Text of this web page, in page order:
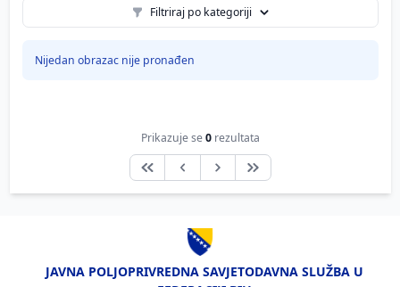
Filtriraj po kategoriji
Nijedan obrazac nije pronađen
Prikazuje se0 rezultata
JAVNA POLJOPRIVREDNA SAVJETODAVNA SLUŽBA U